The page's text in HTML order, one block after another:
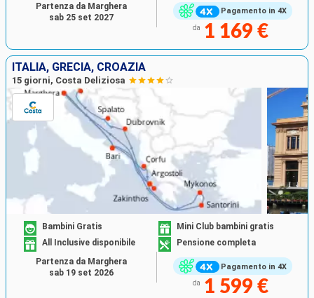
Pagamento in 4X
da 1 169 €
Partenza da Marghera
sab 25 set 2027
ITALIA, GRECIA, CROAZIA
15 giorni, Costa Deliziosa
Pagamento in 4X
Bambini Gratis
Mini Club bambini gratis
All Inclusive disponibile
Pensione completa
da 1 599 €
Partenza da Marghera
sab 19 set 2026